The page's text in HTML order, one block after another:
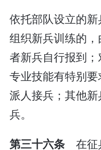
依托部队设立的
组织新兵训练的
者新兵自行报到
专业技能有特别
派人接兵；其他
兵。
第三十六条 在征